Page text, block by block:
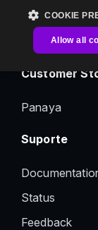
Platform API
Health Check
Customer
Panaya
Suporte
Status
Feedback
COOKIE
Allow all